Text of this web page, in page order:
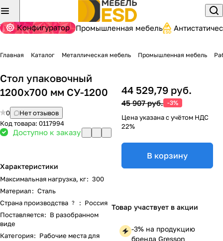
Конфигуратор Промышленная мебель
Главная Каталог Металлическая мебель Промышленная мебель
Стол упаковочный
1200х700 мм СУ-1200
0
Нет отзывов
Код товара: 0117994
Доступно к заказу
Характеристики
Максимальная нагрузка, кг: 300
Материал: Сталь
Страна производства ? : Россия
Поставляется: В разобранном
виде
Категория: Рабочие места для
44 529,79 руб.
45 907 руб. -3%
Цена указана с учётом НДС
22%
В корзину
Товар участвует в акции
-3% на продукцию
бренда Gresson